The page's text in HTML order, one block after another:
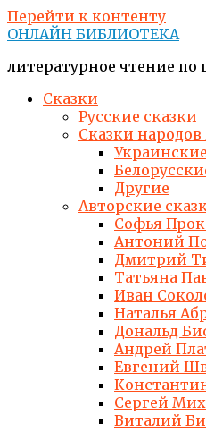
Перейти к контенту
ОНЛАЙН БИБЛИОТЕКА
литературное чтение
Сказки
Русские сказки
Сказки
Другие
Авторские
Софья
Антоний
Дмитрий
Татьяна
Иван
Наталья
Дональд
Андрей
Евгений
Сергей
Виталий